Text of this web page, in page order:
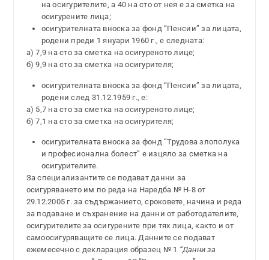
на осигурителите, а 40 на сто от нея е за сметка на
осигурените лица;
осигурителната вноска за фонд “Пенсии” за лицата,
родени преди 1 януари 1960 г., е следната:
а) 7,9 на сто за сметка на осигуреното лице;
б) 9,9 на сто за сметка на осигурителя;
осигурителната вноска за фонд “Пенсии” за лицата,
родени след 31.12.1959 г., е:
а) 5,7 на сто за сметка на осигуреното лице;
б) 7,1 на сто за сметка на осигурителя;
осигурителната вноска за фонд “Трудова злополука
и професионална болест” е изцяло за сметка на
осигурителите.
За специализантите се подават данни за
осигуряването им по реда на Наредба № Н-8 от
29.12.2005 г. за съдържанието, сроковете, начина и реда
за подаване и съхранение на данни от работодателите,
осигурителите за осигурените при тях лица, както и от
самоосигуряващите се лица. Данните се подават
ежемесечно с декларация образец № 1 “Данни за